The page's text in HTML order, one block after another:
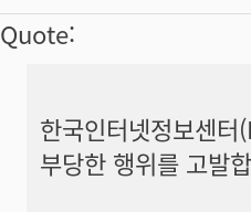
Quote:
한국인터넷정보센
부당한 행위를 고발